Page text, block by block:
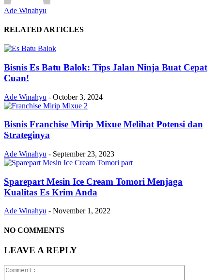
Ade Winahyu
RELATED ARTICLES
Bisnis Es Batu Balok: Tips Jalan Ninja Buat Cepat
Cuan!
Ade Winahyu - October 3, 2024
Bisnis Franchise Mirip Mixue Melihat Potensi dan
Strateginya
Ade Winahyu - September 23, 2023
Sparepart Mesin Ice Cream Tomori Menjaga
Kualitas Es Krim Anda
Ade Winahyu - November 1, 2022
NO COMMENTS
LEAVE A REPLY